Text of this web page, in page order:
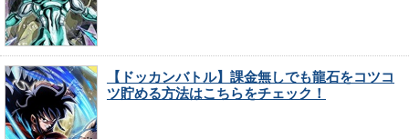
【ドッカンバトル】課金無しでも龍石をコツコ
ツ貯める方法はこちらをチェック！